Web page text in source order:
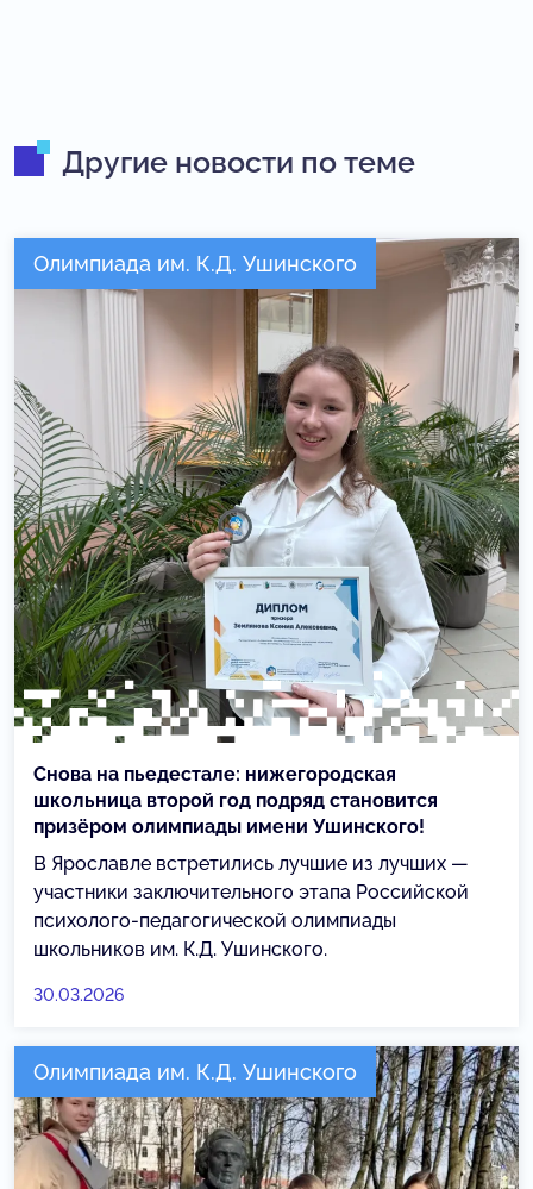
Другие новости по теме
Олимпиада им. К.Д. Ушинского
Снова на пьедестале: нижегородская
школьница второй год подряд становится
призёром олимпиады имени Ушинского!
В Ярославле встретились лучшие из лучших —
участники заключительного этапа Российской
психолого-педагогической олимпиады
школьников им. К.Д. Ушинского.
30.03.2026
Олимпиада им. К.Д. Ушинского